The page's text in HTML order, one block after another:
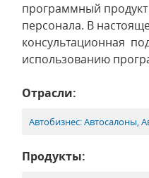
программный
персонала. В
консультационная
использованию
Отрасли:
Автобизнес: Автосалоны,
Продукты: